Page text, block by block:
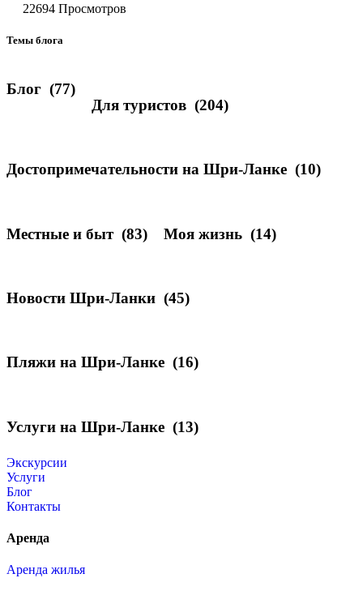
22694 Просмотров
Темы блога
Блог (77)
Для туристов (204)
Достопримечательности на Шри-Ланке (10)
Местные и быт (83) Моя жизнь (14)
Новости Шри-Ланки (45)
Пляжи на Шри-Ланке (16)
Услуги на Шри-Ланке (13)
Экскурсии
Услуги
Блог
Контакты
Аренда
Аренда жилья